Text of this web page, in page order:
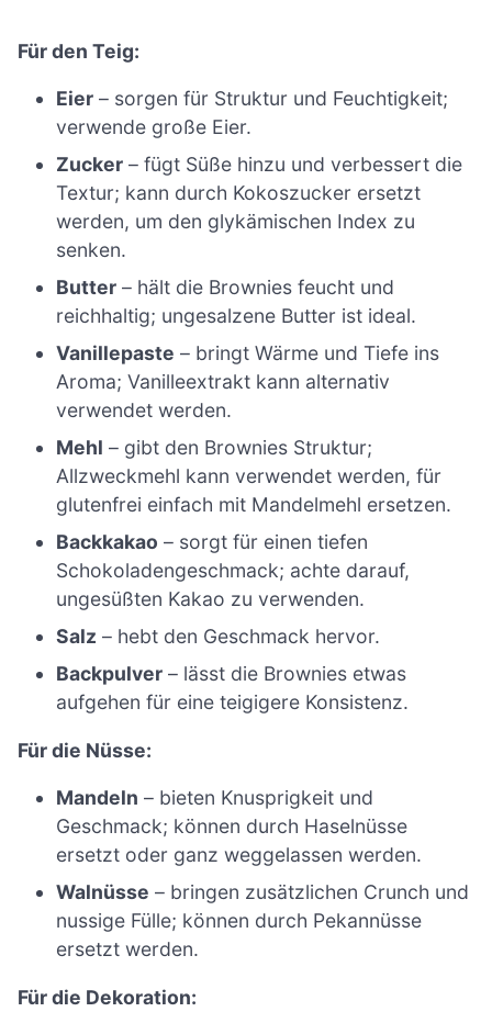
Für den Teig:
Eier – sorgen für Struktur und Feuchtigkeit;
verwende große Eier.
Zucker – fügt Süße hinzu und verbessert die
Textur; kann durch Kokoszucker ersetzt
werden, um den glykämischen Index zu
senken.
Butter – hält die Brownies feucht und
reichhaltig; ungesalzene Butter ist ideal.
Vanillepaste – bringt Wärme und Tiefe ins
Aroma; Vanilleextrakt kann alternativ
verwendet werden.
Mehl – gibt den Brownies Struktur;
Allzweckmehl kann verwendet werden, für
glutenfrei einfach mit Mandelmehl ersetzen.
Backkakao – sorgt für einen tiefen
Schokoladengeschmack; achte darauf,
ungesüßten Kakao zu verwenden.
Salz – hebt den Geschmack hervor.
Backpulver – lässt die Brownies etwas
aufgehen für eine teigigere Konsistenz.
Für die Nüsse:
Mandeln – bieten Knusprigkeit und
Geschmack; können durch Haselnüsse
ersetzt oder ganz weggelassen werden.
Walnüsse – bringen zusätzlichen Crunch und
nussige Fülle; können durch Pekannüsse
ersetzt werden.
Für die Dekoration: